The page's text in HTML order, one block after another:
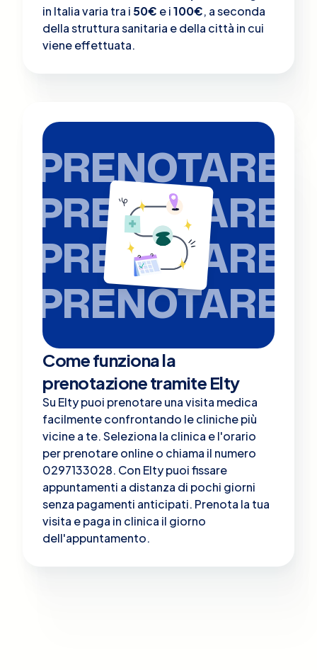
in Italia varia tra i 50€ e i100€, a seconda
della struttura sanitaria e della città in cui
viene effettuata.
PRENOTARE
PRENOTARE
PRENOTARE
PRENOTARE
Come funziona la
prenotazione tramite Elty
Su Elty puoi prenotare una visita medica
facilmente confrontando le cliniche più
vicine a te. Seleziona la clinica e l'orario
per prenotare online o chiama il numero
0297133028. Con Elty puoi fissare
appuntamenti a distanza di pochi giorni
senza pagamenti anticipati. Prenota la tua
visita e paga in clinica il giorno
dell'appuntamento.